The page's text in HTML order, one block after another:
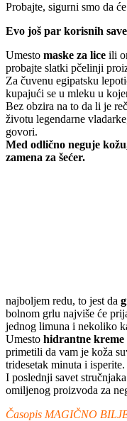
Probajte, sigurni smo da
Evo još par korisnih
Umesto maske za lice ili
probajte slatki pčelinji
Za čuvenu egipatsku
kupajući se u mleku u
Bez obzira na to da li je
životu legendarne
govori.
Med odlično neguje
zamena za šećer.
najboljem redu, to jest da
bolnom grlu najviše će
jednog limuna i nekoliko
Umesto hidrantne kreme
primetili da vam je koža
tridesetak minuta i isperite.
I poslednji savet
omiljenog proizvoda za
Časopis MAGIČNO